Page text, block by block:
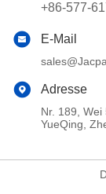
+86-577-
E-Mail
Adresse
Nr. 189, Wei
YueQing,